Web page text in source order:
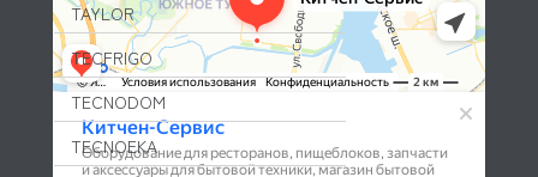
TAYLOR
TECFRIGO
TECNODOM
TECNOEKA